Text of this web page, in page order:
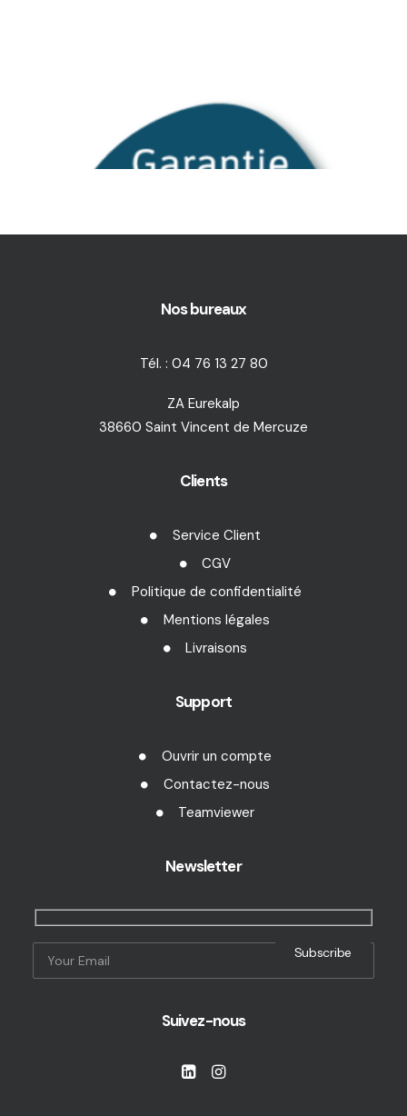
Nos bureaux
Tél. : 04 76 13 27 80
ZA Eurekalp
38660 Saint Vincent de Mercuze
Clients
Service Client
CGV
Politique de confidentialité
Mentions légales
Livraisons
Support
Ouvrir un compte
Contactez-nous
Teamviewer
Newsletter
Suivez-nous